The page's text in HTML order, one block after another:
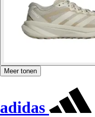
Meer tonen
adidas